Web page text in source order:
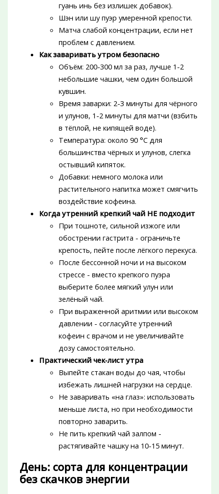
гуань инь без излишек добавок).
Шэн или шу пуэр умеренной крепости.
Матча слабой концентрации, если нет
проблем с давлением.
Как заваривать утром безопасно
Объём: 200-300 мл за раз, лучше 1-2
небольшие чашки, чем один большой
кувшин.
Время заварки: 2-3 минуты для чёрного
и улунов, 1-2 минуты для матчи (взбить
в тёплой, не кипящей воде).
Температура: около 90 °C для
большинства чёрных и улунов, слегка
остывший кипяток.
Добавки: немного молока или
растительного напитка может смягчить
воздействие кофеина.
Когда утренний крепкий чай НЕ подходит
При тошноте, сильной изжоге или
обострении гастрита - ограничьте
крепость, пейте после лёгкого перекуса.
После бессонной ночи и на высоком
стрессе - вместо крепкого пуэра
выберите более мягкий улун или
зелёный чай.
При выраженной аритмии или высоком
давлении - согласуйте утренний
кофеин с врачом и не увеличивайте
дозу самостоятельно.
Практический чек‑лист утра
Выпейте стакан воды до чая, чтобы
избежать лишней нагрузки на сердце.
Не заваривать «на глаз»: использовать
меньше листа, но при необходимости
повторно заварить.
Не пить крепкий чай залпом -
растягивайте чашку на 10-15 минут.
День: сорта для концентрации
без скачков энергии